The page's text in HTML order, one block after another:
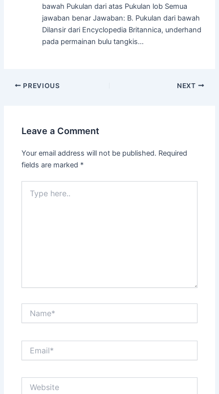
bawah Pukulan dari atas Pukulan lob Semua
jawaban benar Jawaban: B. Pukulan dari bawah
Dilansir dari Encyclopedia Britannica, underhand
pada permainan bulu tangkis…
Post
PREVIOUS NEXT
Leave a Comment
Your email address will not be published. Required
fields are marked *
here..